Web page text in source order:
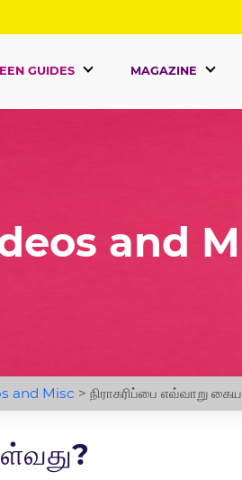
GUIDES MAGAZINE
and
and Misc > நிராகரிப்பை எவ்வாறு